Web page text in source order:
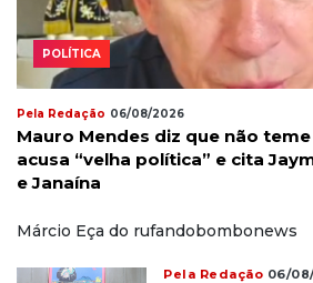
POLÍTICA
Pela Redação 06/08/2026
Mauro Mendes diz que não
acusa “velha política” e cita
e Janaína
Márcio Eça do rufandobombonews
Pela Redação 06/